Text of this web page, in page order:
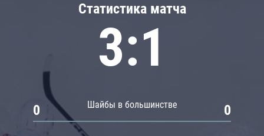
Статистика матча
3:1
Шайбы в большинстве
0 0